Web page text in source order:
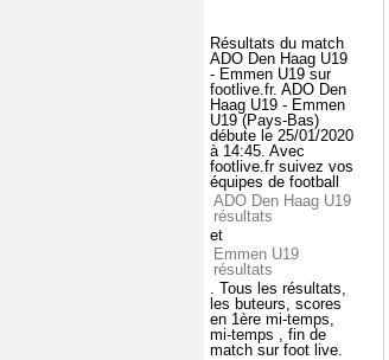
Résultats du match
ADO Den Haag U19
- Emmen U19 sur
footlive.fr. ADO Den
Haag U19 - Emmen
U19 (Pays-Bas)
débute le 25/01/2020
à 14:45. Avec
footlive.fr suivez vos
équipes de football
ADO Den Haag U19
résultats
et
Emmen U19
résultats
. Tous les résultats,
les buteurs, scores
en 1ère mi-temps,
mi-temps , fin de
match sur foot live.